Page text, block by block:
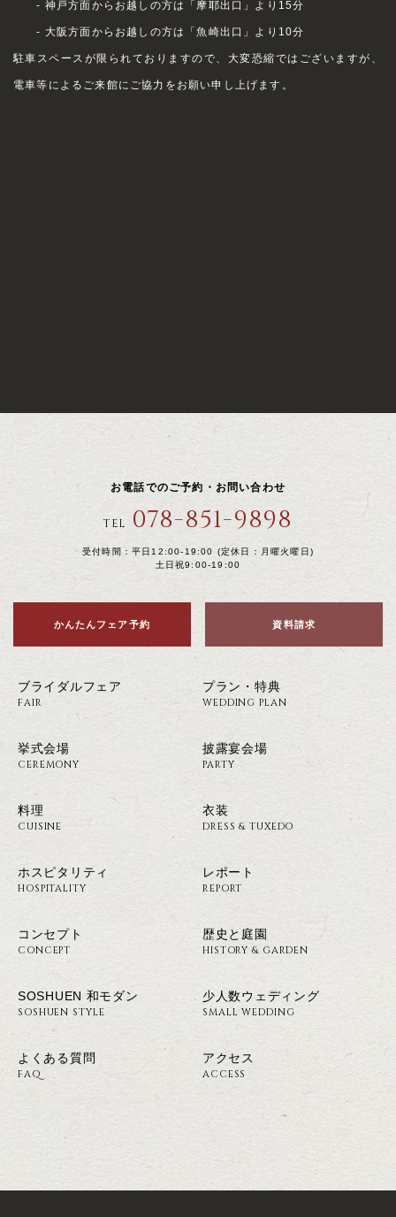
- 神戸方面からお越しの方は「摩耶出口」より15分
- 大阪方面からお越しの方は「魚崎出口」より10分
駐車スペースが限られておりますので、大変恐縮ではございますが、
電車等によるご来館にご協力をお願い申し上げます。
お電話でのご予約・お問い合わせ
TEL 078-851-9898
受付時間：平日12:00-19:00 (定休日：月曜火曜日)
土日祝9:00-19:00
かんたんフェア予約 資料請求
ブライダルフェア
FAIR
プラン・特典
WEDDING PLAN
挙式会場
CEREMONY
披露宴会場
PARTY
料理
CUISINE
衣装
DRESS & TUXEDO
ホスピタリティ
HOSPITALITY
レポート
REPORT
コンセプト
CONCEPT
歴史と庭園
HISTORY & GARDEN
SOSHUEN 和モダン
SOSHUEN STYLE
少人数ウェディング
SMALL WEDDING
よくある質問
FAQ
アクセス
ACCESS